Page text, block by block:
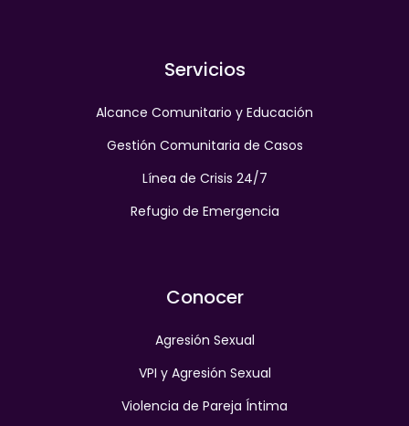
Servicios
Alcance Comunitario y Educación
Gestión Comunitaria de Casos
Línea de Crisis 24/7
Refugio de Emergencia
Conocer
Agresión Sexual
VPI y Agresión Sexual
Violencia de Pareja Íntima